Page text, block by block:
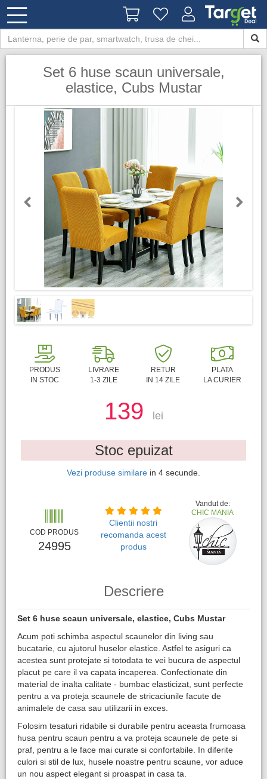
Set 6 huse scaun universale,
elastice, Cubs Mustar
Previous
PRODUS
IN STOC
LIVRARE
1-3 ZILE
RETUR
IN 14 ZILE
PLATA
LA CURIER
139 lei
Stoc epuizat
Vezi produse similare in 3 secunde.
COD PRODUS
24995
Clientii nostri
recomanda acest
produs
Vandut de:
CHIC MANIA
Descriere
Set 6 huse scaun universale, elastice, Cubs Mustar
Acum poti schimba aspectul scaunelor din living sau
bucatarie, cu ajutorul huselor elastice. Astfel te asiguri ca
acestea sunt protejate si totodata te vei bucura de aspectul
placut pe care il va capata incaperea. Confectionate din
material de inalta calitate - bumbac elasticizat, sunt perfecte
pentru a va proteja scaunele de stricaciunile facute de
animalele de casa sau utilizarii in exces.
Folosim tesaturi ridabile si durabile pentru aceasta frumoasa
husa pentru scaun pentru a va proteja scaunele de pete si
praf, pentru a le face mai curate si confortabile. In diferite
culori si stil de lux, husele noastre pentru scaune, vor aduce
un nou aspect elegant si proaspat in casa ta.